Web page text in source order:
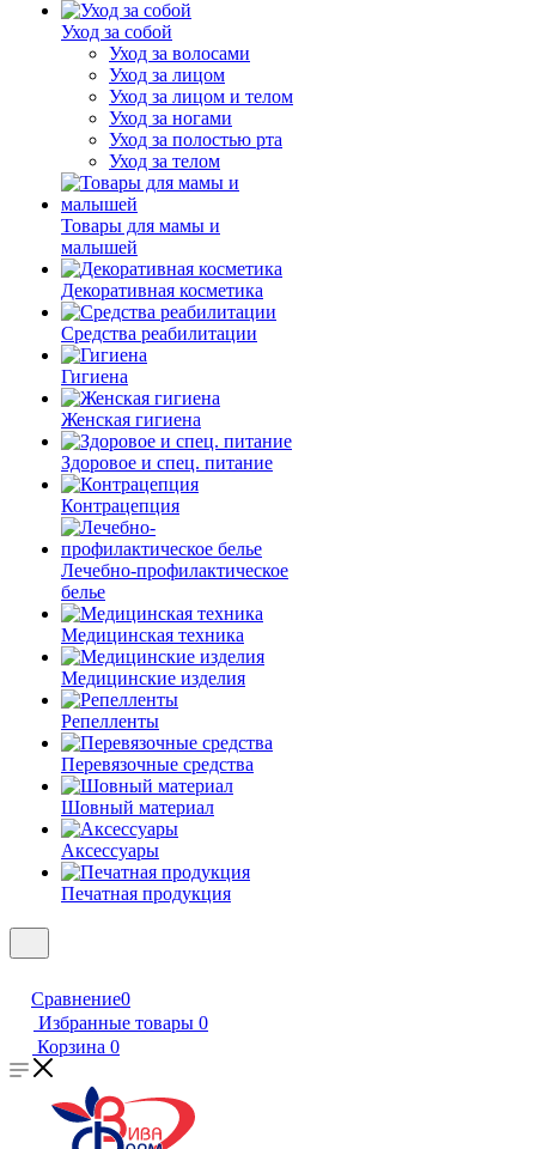
Уход за собой
Уход за волосами
Уход за лицом
Уход за лицом и телом
Уход за ногами
Уход за полостью рта
Уход за телом
Товары для мамы и
малышей
Декоративная косметика
Средства реабилитации
Гигиена
Женская гигиена
Здоровое и спец. питание
Контрацепция
Лечебно-профилактическое
белье
Медицинская техника
Медицинские изделия
Репелленты
Перевязочные средства
Шовный материал
Аксессуары
Печатная продукция
Сравнение0
Избранные товары 0
Корзина 0